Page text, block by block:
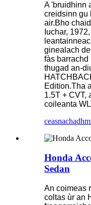
A 'bruidhinn
creidsinn gu
air.Bho
Iuchar,
ginealach
fàs barrachd
thugad an-
Edition.Tha
1.5T + CVT,
coileanta
ceasnachadh
Honda
Sedan
An coimeas
coltas ùr an